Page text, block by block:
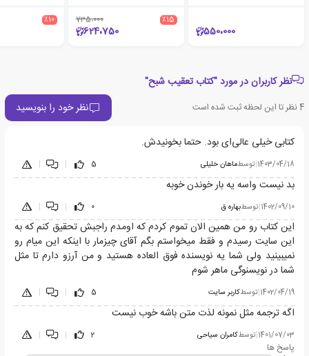
550،000
٪15 735،000
624،750
٪10
نظر کاربران در مورد "کتاب تعقیب شبح"
4 نظر تا این لحظه ثبت شده است نظر خود را بنویسید
کتابی خیلی عالی‌ای بود. حتما بخونیدش.
1403/04/18
|توسطماهان خلیلی 5
|
|
بد نیست واسه یه بار خوندن خوبه
1402/09/10
|توسطبهاره ق 0
|
|
این کتاب رو من همین الان تموم کردم که اومدم راجبش تحقیق کنم که به
این سایت رسیدم و فقط میخواستم بگم آقای چیزمار با اینکه این میام رو
نمیبینید ولی شما یه نویسنده فوق العاده هستید و من آرزو دارم تا مثل
شما در نویسنوگی ماهر شوم
1402/04/19
|توسطکاربر سایت 5
|
|
اگه ترجمه مثل نمونه لذت متن باشه خوب نیست
1401/07/03
|توسطکامران سیاحی 2
|
|
پاسخ ها